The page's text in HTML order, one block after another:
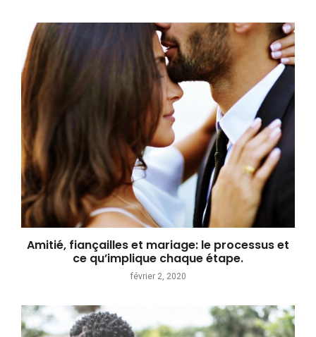
Amitié, fiançailles et mariage: le processus et
ce qu’implique chaque étape.
février 2, 2020